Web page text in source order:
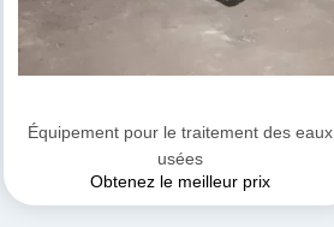
Équipement pour le traitement des eaux
usées
Obtenez le meilleur prix